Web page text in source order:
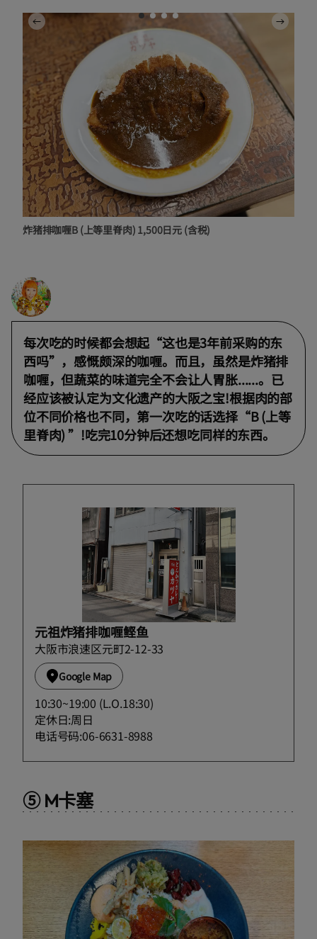
炸猪排咖喱B (上等里脊肉) 1,500日元 (含税)
每次吃的时候都会想起“这也是3年前采购的东
西吗”，感慨颇深的咖喱。而且，虽然是炸猪排
咖喱，但蔬菜的味道完全不会让人胃胀......。已
经应该被认定为文化遗产的大阪之宝!根据肉的部
位不同价格也不同，第一次吃的话选择“B (上等
里脊肉) ”!吃完10分钟后还想吃同样的东西。
元祖炸猪排咖喱鲣鱼
大阪市浪速区元町2-12-33
Google Map
10:30~19:00 (L.O.18:30)
定休日:周日
电话号码:06-6631-8988
⑤ M卡塞